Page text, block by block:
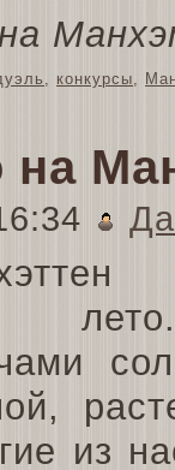
, конкурсы,
из